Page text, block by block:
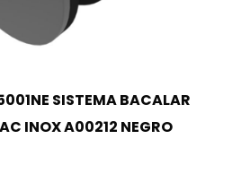
SISTEMA BACALAR
INOX A00212 NEGRO